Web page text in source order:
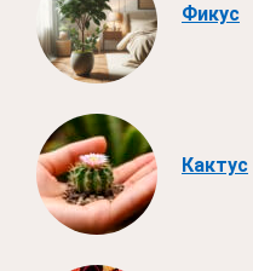
Фикус
Кактус